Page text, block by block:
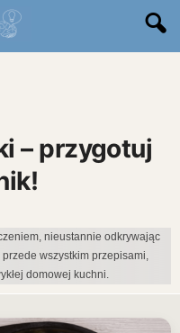
– przygotuj
nieustannie odkrywając
wszystkim przepisami,
domowej kuchni.